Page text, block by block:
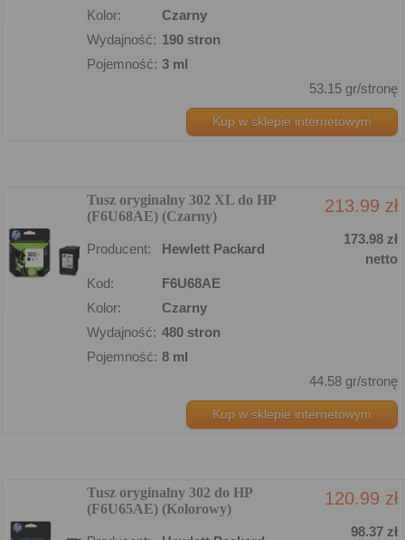
Kolor:
Czarny
Wydajność: 190 stron
Pojemność: 3 ml
53.15 gr/stronę
Kup w sklepie internetowym
Tusz oryginalny 302 XL do HP
(F6U68AE) (Czarny)
213.99 zł
Producent: Hewlett Packard
173.98 zł
netto
Kod:
F6U68AE
Kolor:
Czarny
Wydajność: 480 stron
Pojemność: 8 ml
44.58 gr/stronę
Kup w sklepie internetowym
Tusz oryginalny 302 do HP
(F6U65AE) (Kolorowy)
120.99 zł
98.37 zł